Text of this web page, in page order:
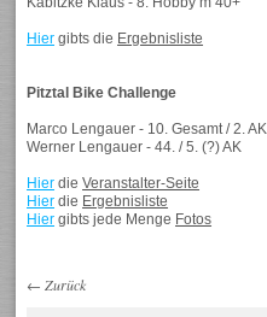
Hier gibts die Ergebnisliste
Pitztal Bike Challenge
Marco Lengauer - 10. Gesamt / 2. AK
Werner Lengauer - 44. / 5. (?) AK
Hier dieVeranstalter-Seite
Hier die Ergebnisliste
Hier gibts jede Menge Fotos
← Zurück